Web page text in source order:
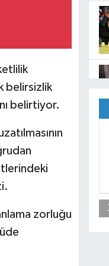
belirsizlik
belirtiyor.
zorluğu